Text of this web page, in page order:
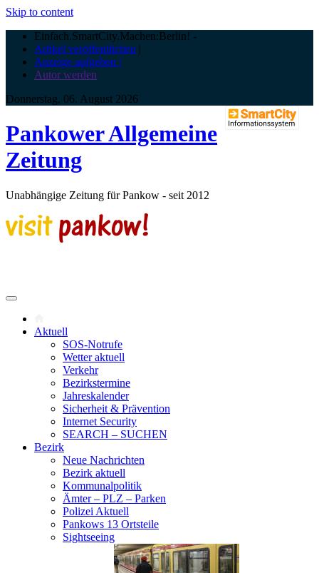
Skip to content
Einfach.SmartCity.Machen:Berlin! -
Artikel veröffentlichen |
Anzeige aufgeben |
Autor werden
Donnerstag, 06. August 2026
Pankower Allgemeine
Zeitung
Unabhängige Zeitung für Pankow - seit 2012
Aktuell
SOS-Notrufe
Wetter aktuell
Verkehr
Bezirkstermine
Jahreskalender
Sicherheit & Prävention
Internet Security
SEARCH – SUCHEN
Bezirk
Neue Nachrichten
Bezirk aktuell
Kommunalpolitik
Ämter – PLZ – Parken
Polizei Aktuell
Pankows 13 Ortsteile
Sightseeing